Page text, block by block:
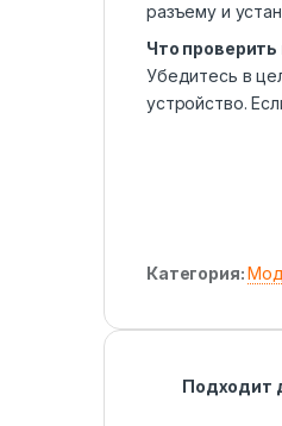
разъему и
Что
Убедитесь в
устройство.
Категория:
Подходит